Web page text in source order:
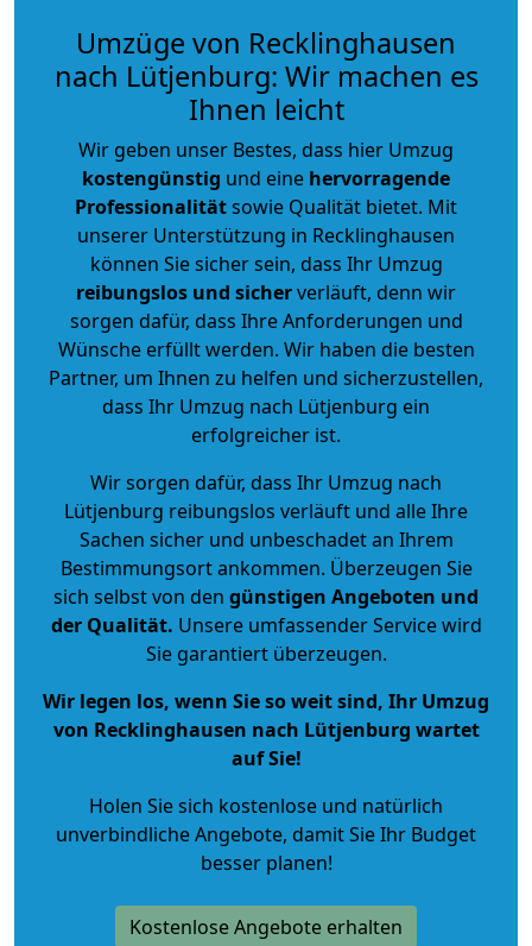
Umzüge von Recklinghausen
nach Lütjenburg: Wir machen es
Ihnen leicht
Wir geben unser Bestes, dass hier Umzug
kostengünstig und eine hervorragende
Professionalitätsowie Qualität bietet. Mit
unserer Unterstützung in Recklinghausen
können Sie sicher sein, dass Ihr Umzug
reibungslos und sicherverläuft, denn wir
sorgen dafür, dass Ihre Anforderungen und
Wünsche erfüllt werden. Wir haben die besten
Partner, um Ihnen zu helfen und sicherzustellen,
dass Ihr Umzug nach Lütjenburg ein
erfolgreicher ist.
Wir sorgen dafür, dass Ihr Umzug nach
Lütjenburg reibungslos verläuft und alle Ihre
Sachen sicher und unbeschadet an Ihrem
Bestimmungsort ankommen. Überzeugen Sie
sich selbst von den günstigen Angeboten und
der Qualität. Unsere umfassender Service wird
Sie garantiert überzeugen.
Wir legen los, wenn Sie so weit sind, Ihr Umzug
von Recklinghausen nach Lütjenburg wartet
auf Sie!
Holen Sie sich kostenlose und natürlich
unverbindliche Angebote, damit Sie Ihr Budget
besser planen!
Kostenlose Angebote erhalten